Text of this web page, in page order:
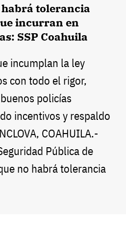
habrá tolerancia
incurran en
SSP Coahuila
incumplan la ley
con todo el rigor,
policías
incentivos y respaldo
COAHUILA.-
Pública de
no habrá tolerancia